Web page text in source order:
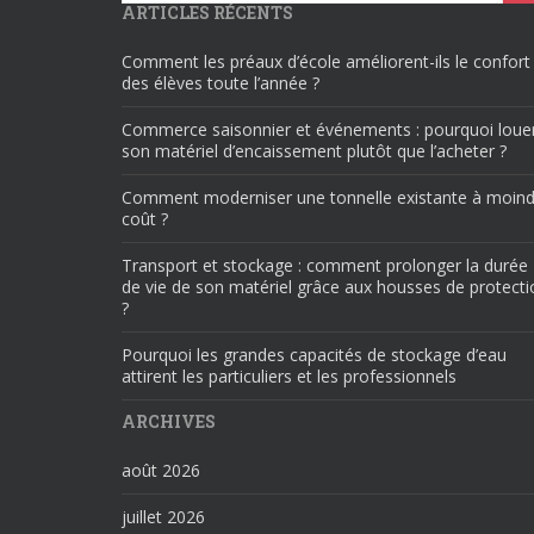
ARTICLES RÉCENTS
Comment les préaux d’école améliorent-ils le confort
des élèves toute l’année ?
Commerce saisonnier et événements : pourquoi
son matériel d’encaissement plutôt que l’acheter ?
Comment moderniser une tonnelle existante à
coût ?
Transport et stockage : comment prolonger la durée
de vie de son matériel grâce aux housses de
?
Pourquoi les grandes capacités de stockage d’eau
attirent les particuliers et les professionnels
ARCHIVES
août 2026
juillet 2026